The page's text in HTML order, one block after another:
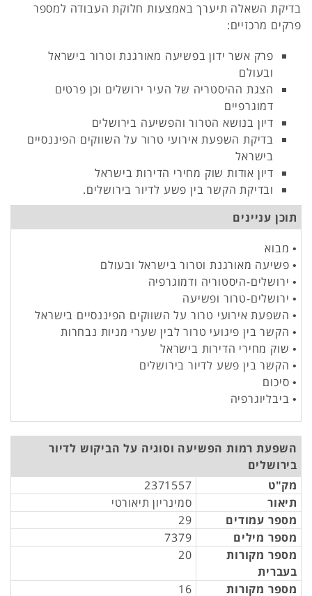
בדיקת השאלה תיערך באמצעות חלוקת העבודה למספר
פרקים מרכזיים:
פרק אשר ידון בפשיעה מאורגנת וטרור בישראל
ובעולם
הצגת ההיסטריה של העיר ירושלים וכן פרטים
דמוגרפיים
דיון בנושא הטרור והפשיעה בירושלים
בדיקת השפעת אירועי טרור על השווקים הפיננסיים
בישראל
דיון אודות שוק מחירי הדירות בישראל
ובדיקת הקשר בין פשע לדיור בירושלים.
תוכן עניינים
• מבוא
• פשיעה מאורגנת וטרור בישראל ובעולם
• ירושלים-היסטוריה ודמוגרפיה
• ירושלים-טרור ופשיעה
• השפעת אירועי טרור על השווקים הפיננסיים בישראל
• הקשר בין פיגועי טרור לבין שערי מניות נבחרות
• שוק מחירי הדירות בישראל
• הקשר בין פשע לדיור בירושלים
• סיכום
• ביבליוגרפיה
השפעת רמות הפשיעה וסוגיה על הביקוש לדיור
בירושלים
מק"ט
2371557
תיאור
סמינריון תיאורטי
מספר עמודים
29
מספר מילים
7379
מספר מקורות
בעברית
20
מספר מקורות 16